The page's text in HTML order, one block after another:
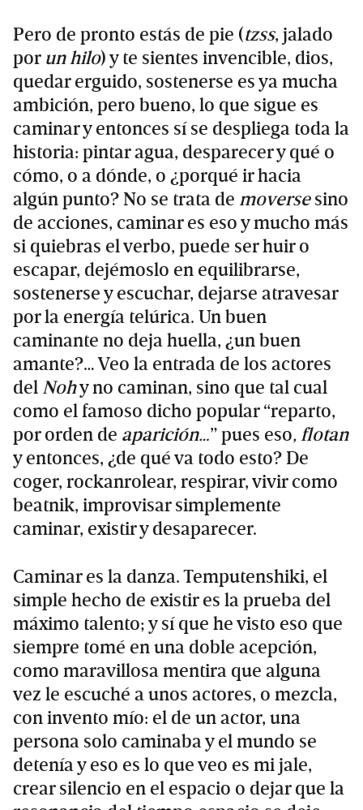
Pero de pronto estás de pie (tzss, jalado
por un hilo) y te sientes invencible, dios,
quedar erguido, sostenerse es ya mucha
ambición, pero bueno, lo que sigue es
caminar y entonces sí se despliega toda la
historia: pintar agua, desparecer y qué o
cómo, o a dónde, o ¿porqué ir hacia
algún punto? No se trata de moversesino
de acciones, caminar es eso y mucho más
si quiebras el verbo, puede ser huir o
escapar, dejémoslo en equilibrarse,
sostenerse y escuchar, dejarse atravesar
por la energía telúrica. Un buen
caminante no deja huella, ¿un buen
amante?… Veo la entrada de los actores
del Nohy no caminan, sino que tal cual
como el famoso dicho popular “reparto,
por orden de aparición…” pues eso, flotan
y entonces, ¿de qué va todo esto? De
coger, rockanrolear, respirar, vivir como
beatnik, improvisar simplemente
caminar, existir y desaparecer.
Caminar es la danza. Temputenshiki, el
simple hecho de existir es la prueba del
máximo talento; y sí que he visto eso que
siempre tomé en una doble acepción,
como maravillosa mentira que alguna
vez le escuché a unos actores, o mezcla,
con invento mío: el de un actor, una
persona solo caminaba y el mundo se
detenía y eso es lo que veo es mi jale,
crear silencio en el espacio o dejar que la